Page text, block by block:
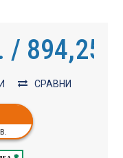
894,25 €
СРАВНИ